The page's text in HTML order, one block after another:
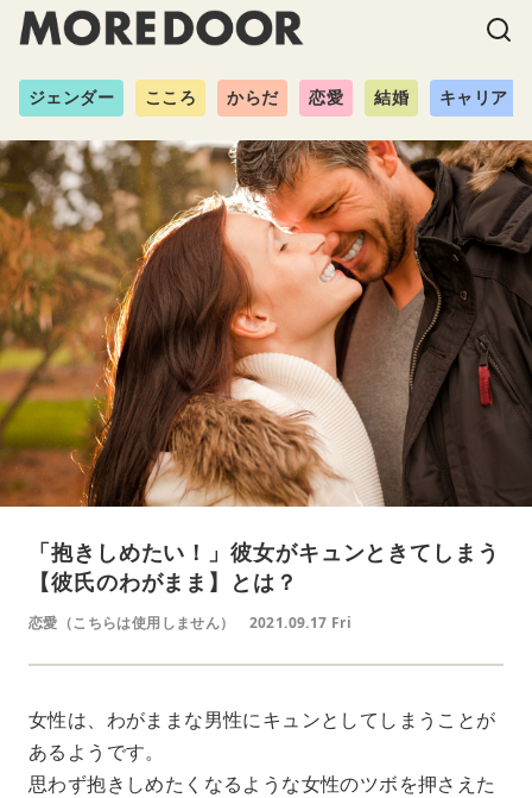
ジェンダー こころ からだ 恋愛 結婚 キャリア
「抱きしめたい！」彼女がキュンときてしまう
【彼氏のわがまま】とは？
恋愛（こちらは使用しません） 2021.09.17 Fri
女性は、わがままな男性にキュンとしてしまうことが
あるようです。
思わず抱きしめたくなるような女性のツボを押さえた